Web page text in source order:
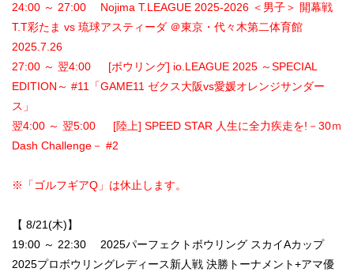
24:00 ～ 27:00 Nojima T.LEAGUE 2025-2026 ＜男子＞ 開幕戦
T.T彩たま vs 琉球アスティーダ ＠東京・代々木第二体育館
2025.7.26
27:00 ～ 翌4:00 [ボウリング] io.LEAGUE 2025 ～SPECIAL
EDITION～ #11「GAME11 ゼクス大阪vs愛媛オレンジサンダー
ス」
翌4:00 ～ 翌5:00 [陸上] SPEED STAR 人生に全力疾走を!－30ｍ
Dash Challenge－ #2
※「ゴルフギアQ」は休止します。
【 8/21(木)】
19:00 ～ 22:30 2025パーフェクトボウリング スカイAカップ
2025プロボウリングレディース新人戦 決勝トーナメント+アマ優